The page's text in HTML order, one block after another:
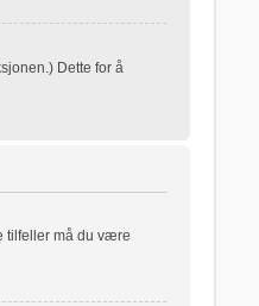
Dette for å
tilfeller må du være